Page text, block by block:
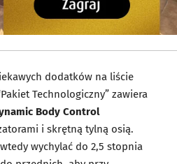
dodatków na liście
Technologiczny” zawiera
Body Control
i skrętną tylną osią.
wychylać do 2,5 stopnia